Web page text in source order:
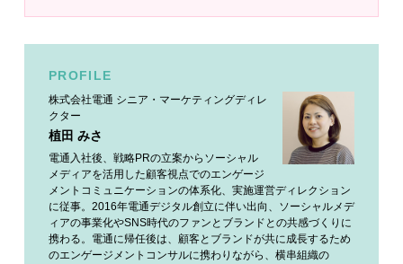
PROFILE
株式会社電通 シニア・マーケティングディレ
クター
植田 みさ
電通入社後、戦略PRの立案からソーシャル
メディアを活用した顧客視点でのエンゲージ
メントコミュニケーションの体系化、実施運営ディレクション
に従事。2016年電通デジタル創立に伴い出向、ソーシャルメデ
ィアの事業化やSNS時代のファンとブランドとの共感づくりに
携わる。電通に帰任後は、顧客とブランドが共に成長するため
のエンゲージメントコンサルに携わりながら、横串組織の